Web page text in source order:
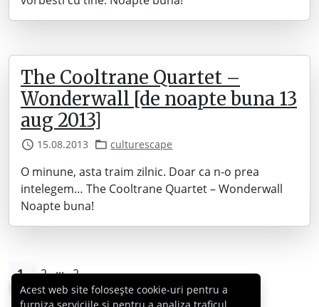
The Cooltrane Quartet –
Wonderwall [de noapte buna 13
aug 2013]
15.08.2013 culturescape
O minune, asta traim zilnic. Doar ca n-o prea
intelegem… The Cooltrane Quartet – Wonderwall
Noapte buna!
1 2 ... 2
Acest web site folosește cookie-uri pentru a